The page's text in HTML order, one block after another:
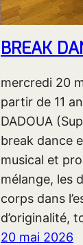
BREAK
mercredi 20
partir de 11
DADOUA
break dance
musical et
mélange, les
corps dans
d’originalité,
20 mai 2026